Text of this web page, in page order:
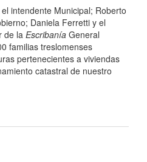
intendente Municipal; Roberto
Daniela Ferretti y el
de la Escribanía General
familias treslomenses
pertenecientes a viviendas
catastral de nuestro